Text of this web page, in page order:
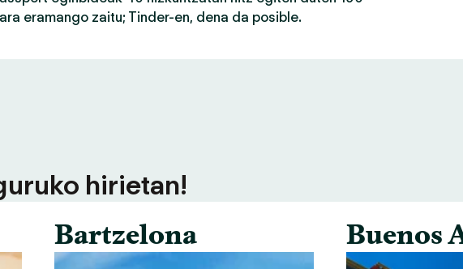
eramango zaitu; Tinder-en, dena da posible.
hirietan!
Bartzelona Buenos